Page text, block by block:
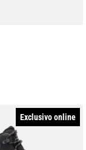
Exclusivo online